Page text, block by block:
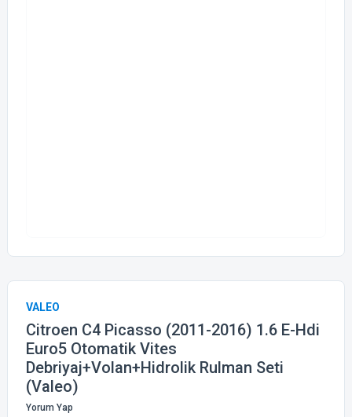
VALEO
Citroen C4 Picasso (2011-2016) 1.6 E-Hdi
Euro5 Otomatik Vites
Debriyaj+Volan+Hidrolik Rulman Seti
(Valeo)
Yorum Yap